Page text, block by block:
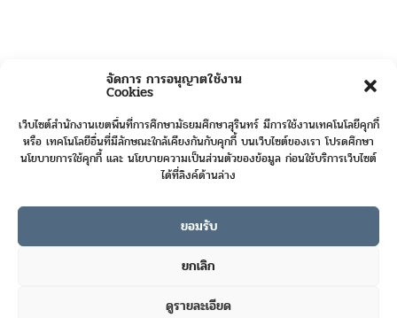
จัดการ การอนุญาตใช้งาน
Cookies
เว็บไซต์สำนักงานเขตพื้นที่การศึกษามัธยมศึกษาสุรินทร์ มีการใช้งานเทคโนโลยีคุกกี้
หรือ เทคโนโลยีอื่นที่มีลักษณะใกล้เคียงกันกับคุกกี้ บนเว็บไซต์ของเรา โปรดศึกษา
นโยบายการใช้คุกกี้ และ นโยบายความเป็นส่วนตัวของข้อมูล ก่อนใช้บริการเว็บไซต์
ได้ที่ลิงค์ด้านล่าง
ยอมรับ
ยกเลิก
ดูรายละเอียด
423875 Contact us